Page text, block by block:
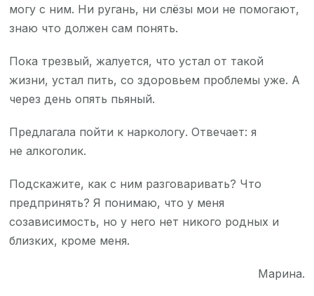
могу с ним. Ни ругань, ни слёзы мои не помогают,
знаю что должен сам понять.
Пока трезвый, жалуется, что устал от такой
жизни, устал пить, со здоровьем проблемы уже. А
через день опять пьяный.
Предлагала пойти к наркологу. Отвечает: я
не алкоголик.
Подскажите, как с ним разговаривать? Что
предпринять? Я понимаю, что у меня
созависимость, но у него нет никого родных и
близких, кроме меня.
Марина.